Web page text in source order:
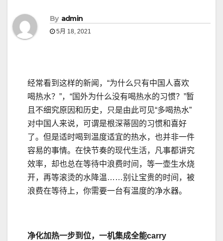
By admin
5月 18, 2021
经常看到这样的新闻，“为什么只有中国人喜欢
喝热水？”，“国外为什么没有喝热水的习惯？”暂
且不细究原因和历史，只是由此可见“多喝热水”
对中国人来说，可谓是根深蒂固的习惯和喜好
了。但是适时喝到温度适宜的热水，也并非一件
容易的事情。在快节奏的现代生活，凡事都讲究
效率，却也总在等待中浪费时间，等一壶生水烧
开，再等滚烫的水降温……别让宝贵的时间，被
浪费在等待上，你需要一台有温度的净水器。
净化加热一步到位， 一机集成全能carry